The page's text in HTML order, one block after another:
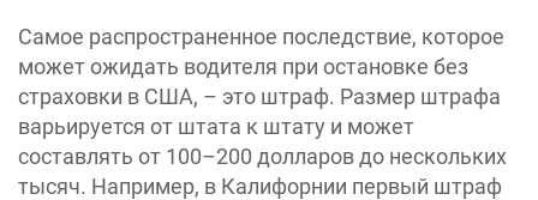
Самое распространенное последствие, которое
может ожидать водителя при остановке без
страховки в США, – это штраф. Размер штрафа
варьируется от штата к штату и может
составлять от 100–200 долларов до нескольких
тысяч. Например, в Калифорнии первый штраф